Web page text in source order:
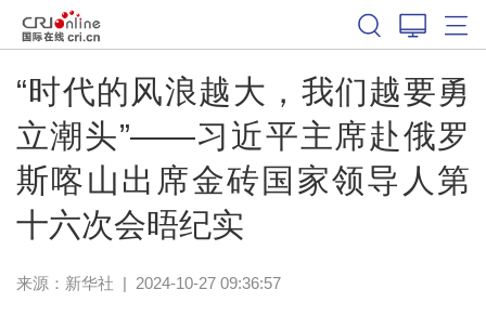
“时代的风浪越大，我们越要勇
立潮头”——习近平主席赴俄罗
斯喀山出席金砖国家领导人第
十六次会晤纪实
来源： 新华社 | 2024-10-27 09:36:57